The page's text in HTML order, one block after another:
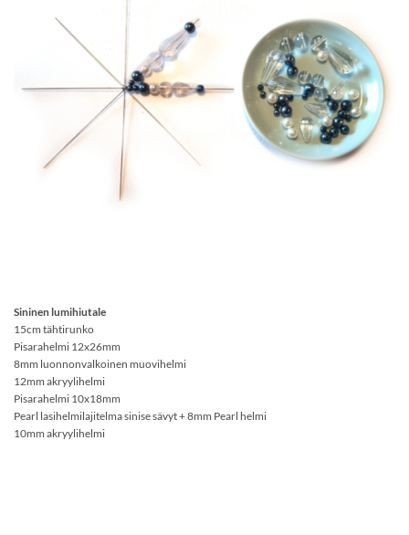
Sininen lumihiutale
15cm tähtirunko
Pisarahelmi 12x26mm
8mm luonnonvalkoinen muovihelmi
12mm akryylihelmi
Pisarahelmi 10x18mm
Pearl lasihelmilajitelma sinise sävyt + 8mm Pearl helmi
10mm akryylihelmi